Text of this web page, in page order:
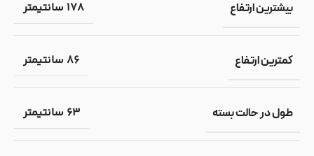
بیشترین ارتفاع 178 سانتیمتر
کمترین ارتفاع 86 سانتیمتر
طول در حالت بسته 63 سانتیمتر